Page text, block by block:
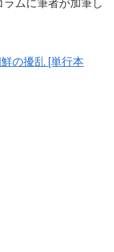
ムに筆者が加筆し
の擾乱 [単行本